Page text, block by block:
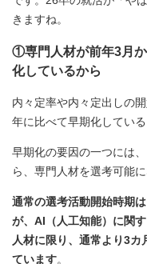
きますね。
①専門人材が前年3月
化しているから
内々定率や内々定出しの
年に比べて早期化してい
早期化の要因の一つには
ら、専門人材を選考可能
通常の選考活動開始時期
が、AI（人工知能）に関
人材に限り、通常より3カ
ています。